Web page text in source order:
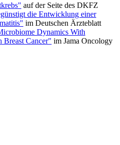
auf der Seite des DKFZ
die Entwicklung einer
im Deutschen Ärzteblatt
Dynamics With
Breast Cancer" im Jama Oncology